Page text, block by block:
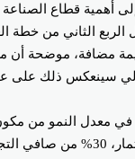
أهمية قطاع
سينعكس ذلك
من عام 2018 بدأت